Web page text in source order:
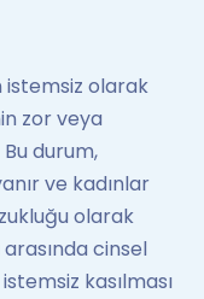
istemsiz olarak
zor veya
durum,
ve kadınlar
olarak
cinsel
kasılması